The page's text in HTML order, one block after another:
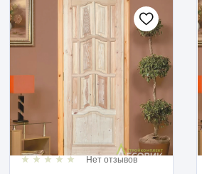
Нет отзывов